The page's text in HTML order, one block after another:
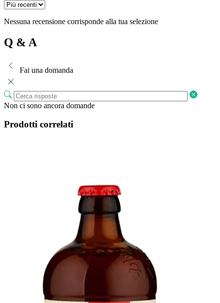
Nessuna recensione corrisponde alla tua selezione
Q & A
Fai una domanda
Non ci sono ancora domande
Prodotti correlati